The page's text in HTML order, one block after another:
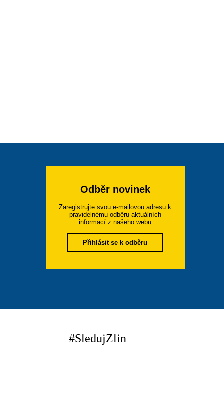
Odběr novinek
Zaregistrujte svou e-mailovou adresu k
pravidelnému odběru aktuálních
informací z našeho webu
Přihlásit se k odběru
#SledujZlin